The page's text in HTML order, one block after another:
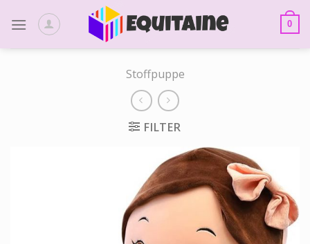
0
Stoffpuppe
FILTER